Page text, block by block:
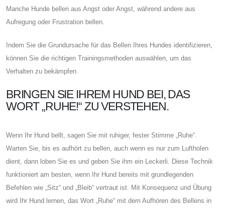
Manche Hunde bellen aus Angst oder Angst, während andere aus
Aufregung oder Frustration bellen.
Indem Sie die Grundursache für das Bellen Ihres Hundes identifizieren,
können Sie die richtigen Trainingsmethoden auswählen, um das
Verhalten zu bekämpfen.
BRINGEN SIE IHREM HUND BEI, DAS
WORT „RUHE!“ ZU VERSTEHEN.
Wenn Ihr Hund bellt, sagen Sie mit ruhiger, fester Stimme „Ruhe“.
Warten Sie, bis es aufhört zu bellen, auch wenn es nur zum Luftholen
dient, dann loben Sie es und geben Sie ihm ein Leckerli. Diese Technik
funktioniert am besten, wenn Ihr Hund bereits mit grundlegenden
Befehlen wie „Sitz“ und „Bleib“ vertraut ist. Mit Konsequenz und Übung
wird Ihr Hund lernen, das Wort „Ruhe“ mit dem Aufhören des Bellens in